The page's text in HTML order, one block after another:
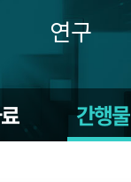
연구
간행물